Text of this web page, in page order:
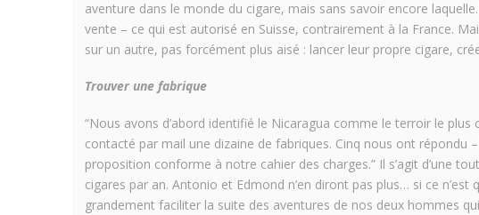
aventure dans le monde du cigare, mais sans savoir encore
vente – ce qui est autorisé en Suisse, contrairement à la France.
sur un autre, pas forcément plus aisé : lancer leur propre cigare,
Trouver une fabrique
“Nous avons d’abord identifié le Nicaragua comme le terroir le
contacté par mail une dizaine de fabriques. Cinq nous ont
proposition conforme à notre cahier des charges.” Il s’agit d’une
cigares par an. Antonio et Edmond n’en diront pas plus… si ce n’est
grandement faciliter la suite des aventures de nos deux hommes